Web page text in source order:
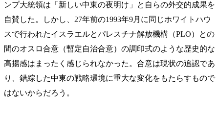
ンプ大統領は「新しい中東の夜明け」と自らの外交的成果を
自賛した。しかし、27年前の1993年9月に同じホワイトハウ
スで行われたイスラエルとパレスチナ解放機構（PLO）との
間のオスロ合意（暫定自治合意）の調印式のような歴史的な
高揚感はまったく感じられなかった。合意は現状の追認であ
り、錯綜した中東の戦略環境に重大な変化をもたらすもので
はないからだろう。